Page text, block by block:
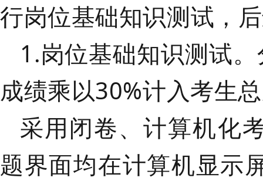
行岗位基础知识测试，
1.岗位基础知识测试
成绩乘以30%计入考生
采用闭卷、计算机化
题界面均在计算机显示